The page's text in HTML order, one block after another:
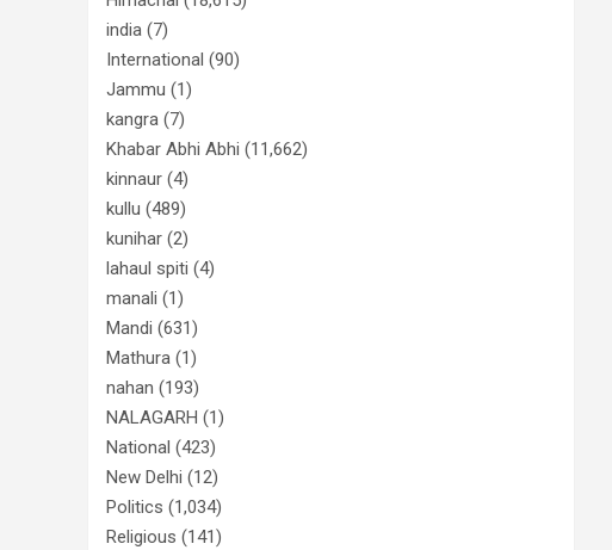
india (7)
International (90)
Jammu (1)
kangra (7)
Khabar Abhi Abhi (11,662)
kinnaur (4)
kullu (489)
kunihar (2)
lahaul spiti (4)
manali (1)
Mandi (631)
Mathura (1)
nahan (193)
NALAGARH (1)
National (423)
New Delhi (12)
Politics (1,034)
Religious (141)